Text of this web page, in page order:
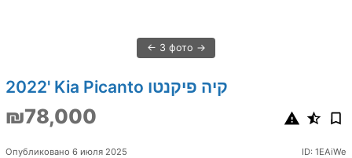
3 фото
2022' Kia Picanto קיה פיקנטו
₪78,000
Опубликовано 6 июля 2025 ID: 1EAiWe